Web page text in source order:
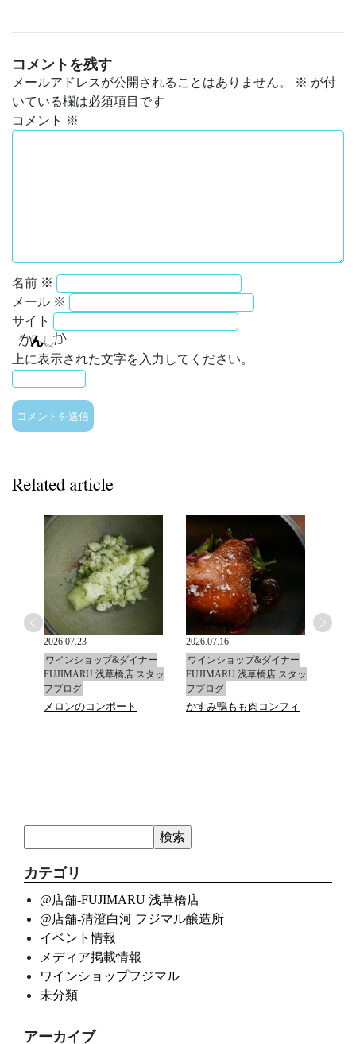
コメントを残す
メールアドレスが公開されることはありません。 ※ が付
いている欄は必須項目です
コメント ※
名前 ※
メール ※
サイト
上に表示された文字を入力してください。
2026.07.23
ワインショップ&ダイナー
FUJIMARU 浅草橋店 スタッ
フブログ
メロンのコンポート
2026.07.16
ワインショップ&ダイナー
FUJIMARU 浅草橋店 スタッ
フブログ
かすみ鴨もも肉コンフィ
カテゴリ
@店舗-FUJIMARU 浅草橋店
@店舗-清澄白河 フジマル醸造所
イベント情報
メディア掲載情報
ワインショップフジマル
未分類
アーカイブ